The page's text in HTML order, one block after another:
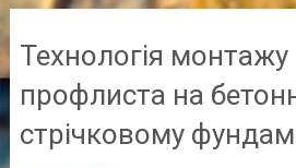
Технологія монтажу
профлиста на
стрічковому